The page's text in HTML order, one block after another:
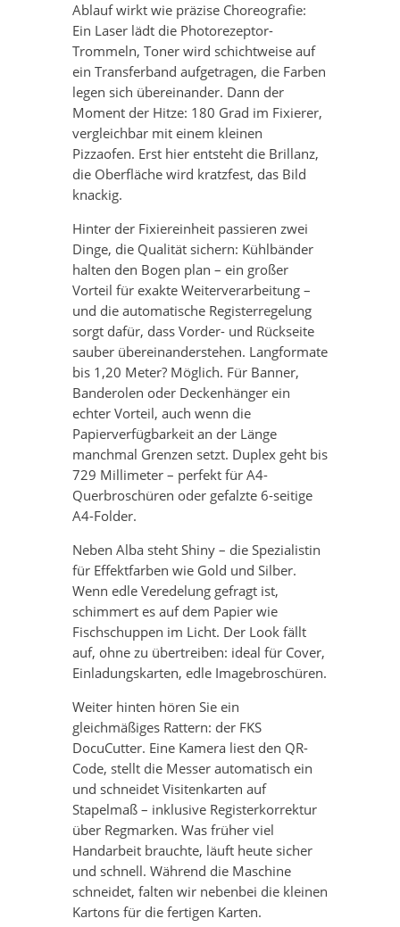
Ablauf wirkt wie präzise Choreografie:
Ein Laser lädt die Photorezeptor-
Trommeln, Toner wird schichtweise auf
ein Transferband aufgetragen, die Farben
legen sich übereinander. Dann der
Moment der Hitze: 180 Grad im Fixierer,
vergleichbar mit einem kleinen
Pizzaofen. Erst hier entsteht die Brillanz,
die Oberfläche wird kratzfest, das Bild
knackig.
Hinter der Fixiereinheit passieren zwei
Dinge, die Qualität sichern: Kühlbänder
halten den Bogen plan – ein großer
Vorteil für exakte Weiterverarbeitung –
und die automatische Registerregelung
sorgt dafür, dass Vorder- und Rückseite
sauber übereinanderstehen. Langformate
bis 1,20 Meter? Möglich. Für Banner,
Banderolen oder Deckenhänger ein
echter Vorteil, auch wenn die
Papierverfügbarkeit an der Länge
manchmal Grenzen setzt. Duplex geht bis
729 Millimeter – perfekt für A4-
Querbroschüren oder gefalzte 6-seitige
A4-Folder.
Neben Alba steht Shiny – die Spezialistin
für Effektfarben wie Gold und Silber.
Wenn edle Veredelung gefragt ist,
schimmert es auf dem Papier wie
Fischschuppen im Licht. Der Look fällt
auf, ohne zu übertreiben: ideal für Cover,
Einladungskarten, edle Imagebroschüren.
Weiter hinten hören Sie ein
gleichmäßiges Rattern: der FKS
DocuCutter. Eine Kamera liest den QR-
Code, stellt die Messer automatisch ein
und schneidet Visitenkarten auf
Stapelmaß – inklusive Registerkorrektur
über Regmarken. Was früher viel
Handarbeit brauchte, läuft heute sicher
und schnell. Während die Maschine
schneidet, falten wir nebenbei die kleinen
Kartons für die fertigen Karten.